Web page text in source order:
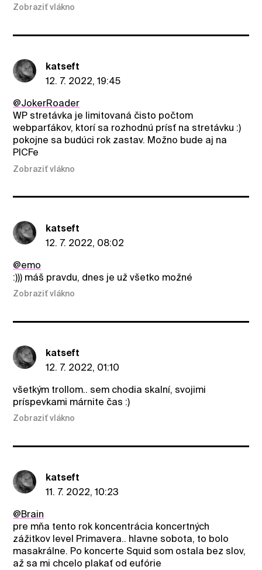
Zobraziť vlákno
katseft
12. 7. 2022, 19:45
@JokerRoader
WP stretávka je limitovaná čisto počtom
webparťákov, ktorí sa rozhodnú prísť na stretávku :)
pokojne sa budúci rok zastav. Možno bude aj na
PICFe
Zobraziť vlákno
katseft
12. 7. 2022, 08:02
@emo
:))) máš pravdu, dnes je už všetko možné
Zobraziť vlákno
katseft
12. 7. 2022, 01:10
všetkým trollom.. sem chodia skalní, svojimi
príspevkami márnite čas :)
Zobraziť vlákno
katseft
11. 7. 2022, 10:23
@Brain
pre mňa tento rok koncentrácia koncertných
zážitkov level Primavera.. hlavne sobota, to bolo
masakrálne. Po koncerte Squid som ostala bez slov,
až sa mi chcelo plakať od eufórie